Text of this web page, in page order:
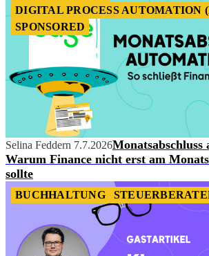
DIGITAL PROCESS AUTOMATION
SPONSORED
Selina Feddern 7.7.2026Monatsabschluss
Warum Finance nicht erst am
sollte
BUCHHALTUNG